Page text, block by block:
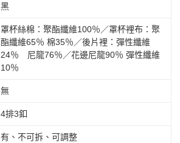
黑
罩杯絲棉：聚酯纖維100％／罩杯裡布：聚
酯纖維65％ 棉35％／後片裡：彈性纖維
24％ 尼龍76％／花邊尼龍90％ 彈性纖維
10％
無
4排3釦
有、不可拆、可調整